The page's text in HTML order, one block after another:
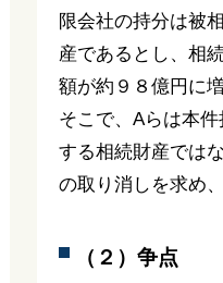
限会社の持分は被
産であるとし、相
額が約９８億円に
そこで、Aらは本
する相続財産では
の取り消しを求め
（２）争点